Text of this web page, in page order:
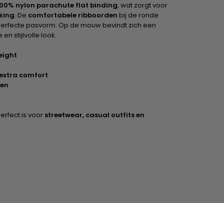
nylon parachute flat binding, wat zorgt voor
. De comfortabele ribboorden bij de ronde
pasvorm. Op de mouw bevindt zich een
stijlvolle look.
comfort
is voor streetwear, casual outfits en